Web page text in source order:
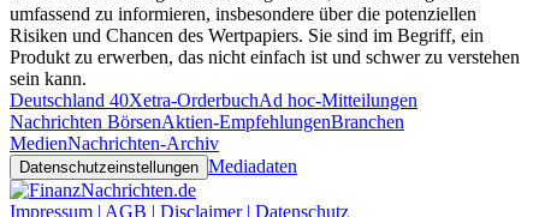
umfassend zu informieren, insbesondere über die potenziellen
Risiken und Chancen des Wertpapiers. Sie sind im Begriff, ein
Produkt zu erwerben, das nicht einfach ist und schwer zu verstehen
sein kann.
Deutschland 40Xetra-OrderbuchAd hoc-Mitteilungen
Nachrichten BörsenAktien-EmpfehlungenBranchen
MedienNachrichten-Archiv
Datenschutzeinstellungen Mediadaten
Impressum | AGB | Disclaimer | Datenschutz